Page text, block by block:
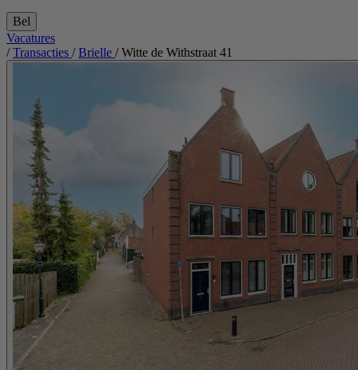
Bel
Vacatures
/ Transacties / Brielle / Witte de Withstraat 41